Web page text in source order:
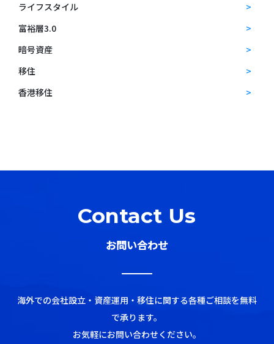
ライフスタイル
富裕層3.0
暗号資産
移住
香港移住
Contact Us
お問い合わせ
海外での会社設立・資産運用・移住に関する各種ご相談を無料
で承ります。
お気軽にお問い合わせください。